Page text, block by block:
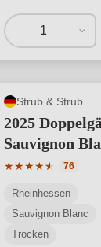
1
Strub & Strub
2025
Sauvignon
★★★★★
★ 76
Rheinhessen
Sauvignon Blanc
Trocken